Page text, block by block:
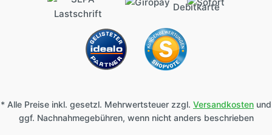
* Alle Preise inkl. gesetzl. Mehrwertsteuer zzgl. Versandkosten und
ggf. Nachnahmegebühren, wenn nicht anders beschrieben